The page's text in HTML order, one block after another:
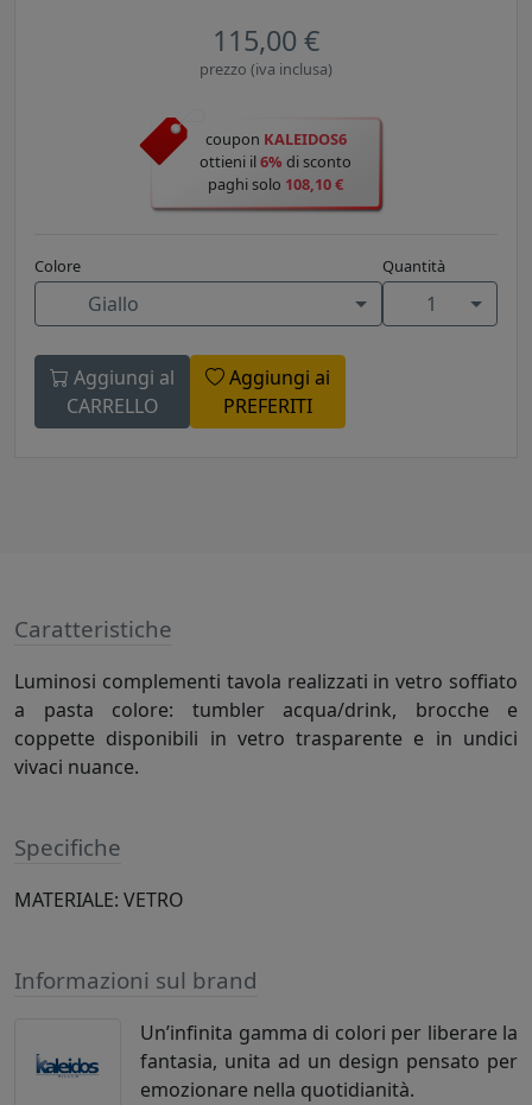
115,00 €
prezzo (iva inclusa)
coupon KALEIDOS6
ottieni il6% di sconto
paghi solo 108,10 €
Colore
Giallo
Quantità
1
Aggiungi al
CARRELLO
Aggiungi ai
PREFERITI
Caratteristiche
Luminosi complementi tavola realizzati in vetro soffiato
a pasta colore: tumbler acqua/drink, brocche e
coppette disponibili in vetro trasparente e in undici
vivaci nuance.
Specifiche
MATERIALE: VETRO
Informazioni sul brand
Un’infinita gamma di colori per liberare la
fantasia, unita ad un design pensato per
emozionare nella quotidianità.